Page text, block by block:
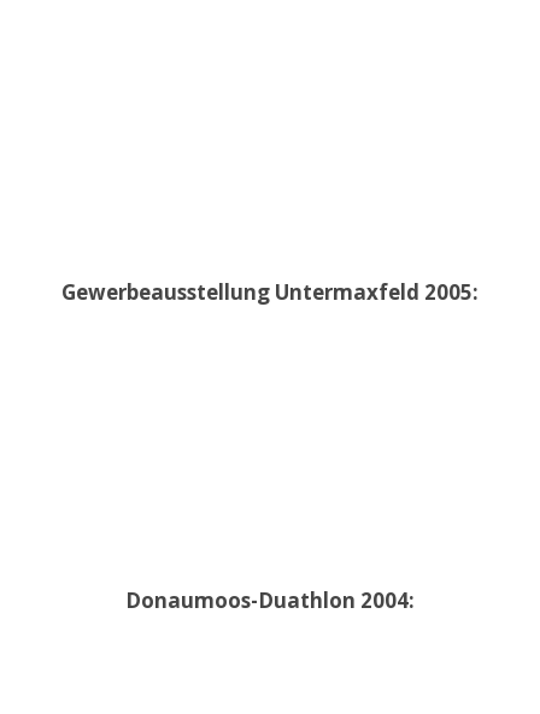
Gewerbeausstellung Untermaxfeld 2005:
Donaumoos-Duathlon 2004: